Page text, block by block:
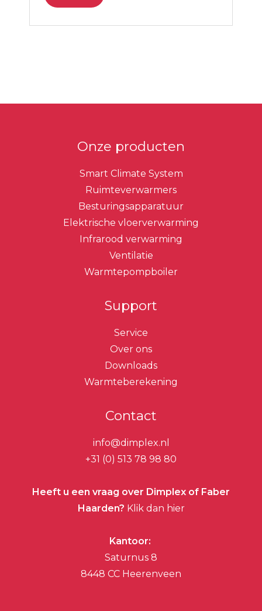
Sidebar
Onze producten
Smart Climate System
Ruimteverwarmers
Besturingsapparatuur
Elektrische vloerverwarming
Infrarood verwarming
Ventilatie
Warmtepompboiler
Support
Service
Over ons
Downloads
Warmteberekening
Contact
info@dimplex.nl
+31 (0) 513 78 98 80
Heeft u een vraag over Dimplex of Faber
Haarden? Klik dan hier
Kantoor:
Saturnus 8
8448 CC Heerenveen